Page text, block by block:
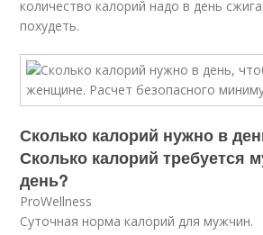
количество калорий надо в день
похудеть.
Сколько калорий нужно в
Сколько калорий требуется
день?
ProWellness
Суточная норма калорий для мужчин.